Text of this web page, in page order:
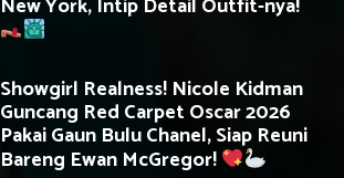
New York, Intip Detail Outfit-nya!
Showgirl Realness! Nicole Kidman
Guncang Red Carpet Oscar 2026
Pakai Gaun Bulu Chanel, Siap Reuni
Bareng Ewan McGregor!